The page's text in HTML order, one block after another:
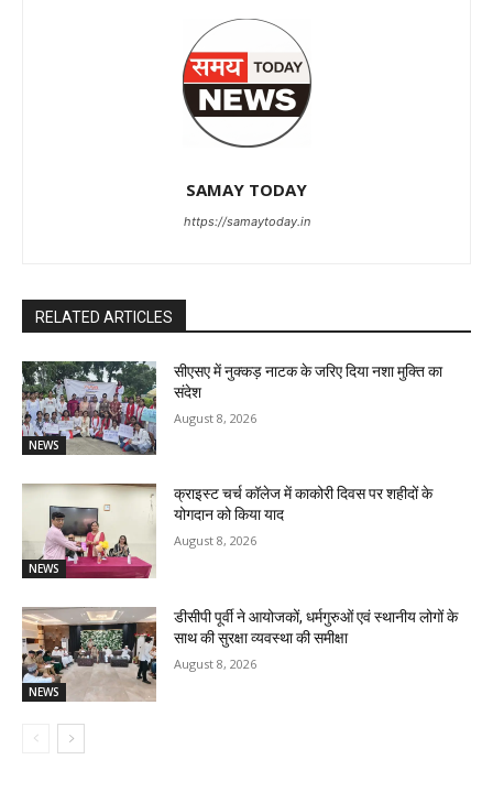
SAMAY TODAY
https://samaytoday.in
RELATED ARTICLES
NEWS
सीएसए में नुक्कड़ नाटक के जरिए दिया नशा मुक्ति का
संदेश
August 8, 2026
NEWS
क्राइस्ट चर्च कॉलेज में काकोरी दिवस पर शहीदों के
योगदान को किया याद
August 8, 2026
NEWS
डीसीपी पूर्वी ने आयोजकों, धर्मगुरुओं एवं स्थानीय लोगों के
साथ की सुरक्षा व्यवस्था की समीक्षा
August 8, 2026